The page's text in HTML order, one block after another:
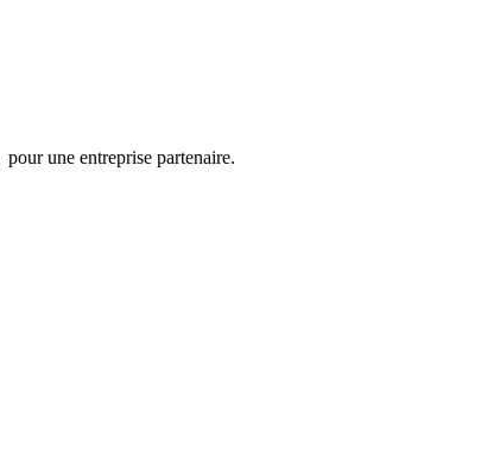
pour une entreprise partenaire.